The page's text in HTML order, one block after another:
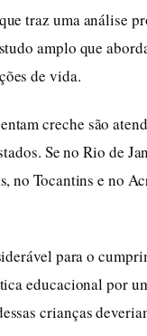
traz uma análise
amplo que
de vida.
creche são
Se no Rio de
no Tocantins e no
para o
educacional por
crianças